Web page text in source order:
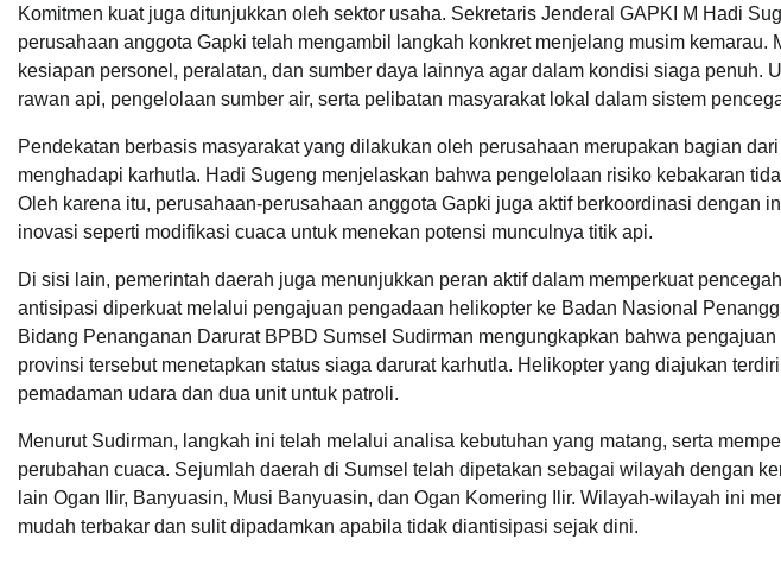
Komitmen kuat juga ditunjukkan oleh sektor usaha. Sekretaris Jenderal GAPKI M Hadi
perusahaan anggota Gapki telah mengambil langkah konkret menjelang musim kemarau.
kesiapan personel, peralatan, dan sumber daya lainnya agar dalam kondisi siaga penuh.
rawan api, pengelolaan sumber air, serta pelibatan masyarakat lokal dalam sistem
Pendekatan berbasis masyarakat yang dilakukan oleh perusahaan merupakan bagian
menghadapi karhutla. Hadi Sugeng menjelaskan bahwa pengelolaan risiko kebakaran
Oleh karena itu, perusahaan-perusahaan anggota Gapki juga aktif berkoordinasi dengan
inovasi seperti modifikasi cuaca untuk menekan potensi munculnya titik api.
Di sisi lain, pemerintah daerah juga menunjukkan peran aktif dalam memperkuat
antisipasi diperkuat melalui pengajuan pengadaan helikopter ke Badan Nasional
Bidang Penanganan Darurat BPBD Sumsel Sudirman mengungkapkan bahwa
provinsi tersebut menetapkan status siaga darurat karhutla. Helikopter yang diajukan
pemadaman udara dan dua unit untuk patroli.
Menurut Sudirman, langkah ini telah melalui analisa kebutuhan yang matang, serta
perubahan cuaca. Sejumlah daerah di Sumsel telah dipetakan sebagai wilayah dengan
lain Ogan Ilir, Banyuasin, Musi Banyuasin, dan Ogan Komering Ilir. Wilayah-wilayah ini
mudah terbakar dan sulit dipadamkan apabila tidak diantisipasi sejak dini.